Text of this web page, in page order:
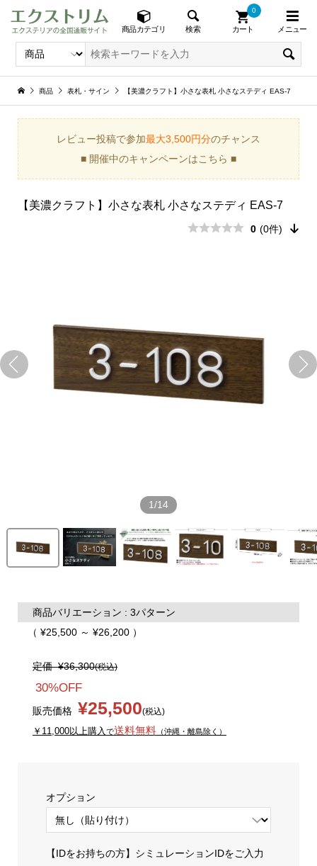
商品カテゴリ 検索 カート
0
メニュー
商品 表札・サイン 【美濃クラフト】小さな表札 小さなステディ EAS-7
レビュー投稿で参加最大3,500円分のチャンス
■ 開催中のキャンペーンはこちら ■
【美濃クラフト】小さな表札 小さなステディ EAS-7
0 (0件)
1/14
商品バリエーション : 3パターン
（ ¥25,500 ～ ¥26,200 ）
定価¥36,300(税込)
30%OFF
販売価格 ¥25,500(税込)
￥11,000以上購入 で送料無料（沖縄・離島除く）
オプション
【IDをお持ちの方】シミュレーションIDをご入力